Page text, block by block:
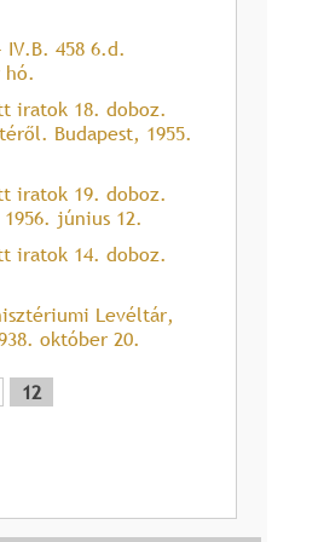
IV.B. 458 6.d.
hó.
iratok 18. doboz.
Budapest, 1955.
iratok 19. doboz.
június 12.
iratok 14. doboz.
Levéltár,
október 20.
12